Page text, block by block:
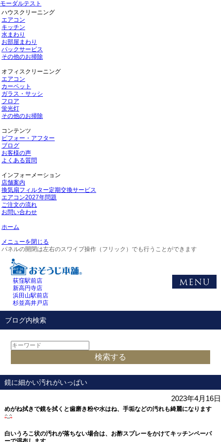
モーダルテスト
ハウスクリーニング
エアコン
キッチン
水まわり
お部屋まわり
パックサービス
その他のお掃除
オフィスクリーニング
エアコン
カーペット
ガラス・サッシ
フロア
蛍光灯
その他のお掃除
コンテンツ
ビフォー・アフター
ブログ
お客様の声
よくある質問
インフォーメーション
店舗案内
換気扇フィルター定期交換サービス
エアコン2027年問題
ご注文の流れ
お問い合わせ
ホーム
メニューを閉じる
パネルの開閉は左右のスワイプ操作（フリック）でも行うことができます
荻窪駅前店
新高円寺店
浜田山駅前店
杉並高井戸店
ブログ内検索
鏡に細かい汚れがいっぱい
2023年4月16日
めがね拭きで鏡を拭くと歯磨き粉や水はね、手垢などの汚れも綺麗になります
白いうろこ状の汚れが落ちない場合は、お酢スプレーをかけてキッチンペーパ